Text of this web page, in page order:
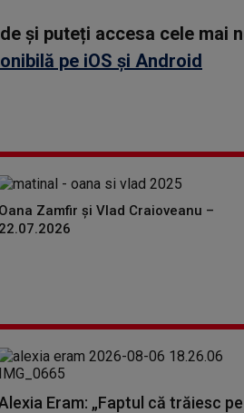
și puteți accesa cele mai
pe iOS și Android
Oana Zamfir și Vlad Craioveanu –
22.07.2026
Eram: „Faptul că trăiesc pe